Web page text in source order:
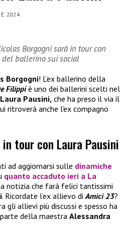
2024
Borgogni sarà in tour con
del ballerino sui social
Borgogni! L’ex ballerino della
Filippiè uno dei ballerini scelti nel
Laura Pausini, che ha preso il via il
ritroverà anche l’ex compagno
tour con Laura Pausini
ad aggiornarsi sulle dinamiche
quanto accaduto ieri a La
notizia che farà felici tantissimi
. Ricordate l’ex allievo diAmici 23?
gli allievi più discussi e spesso ha
della maestra Alessandra